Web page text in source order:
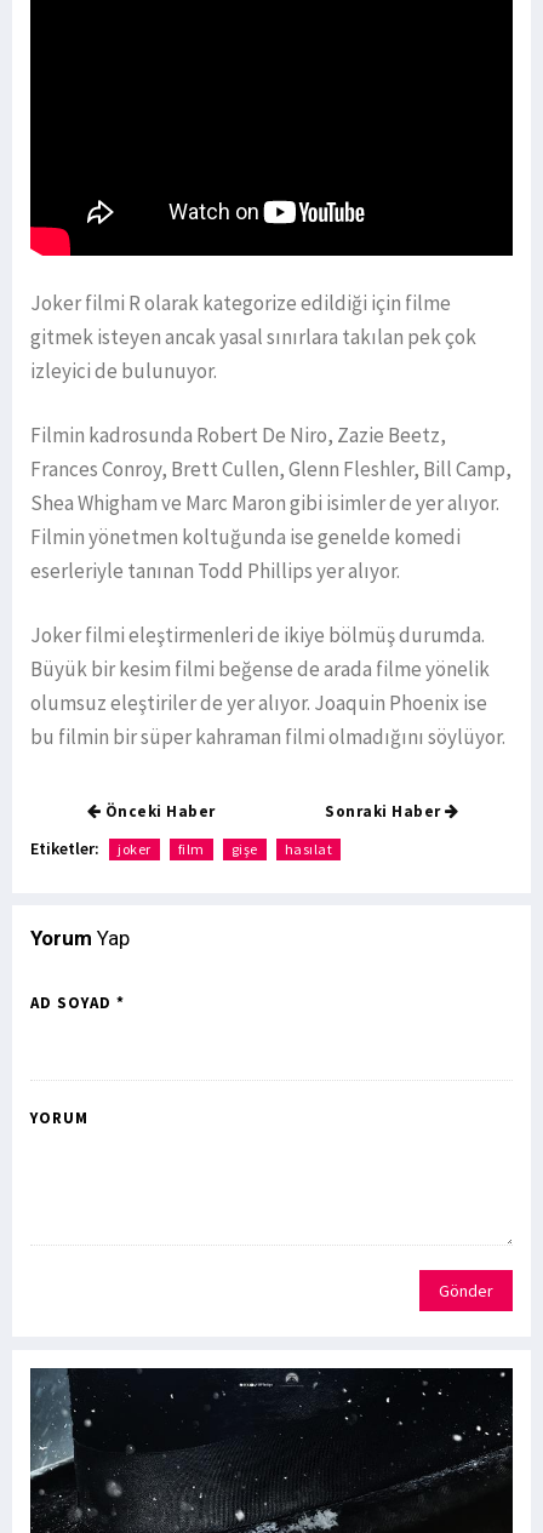
Joker filmi R olarak kategorize edildiği için filme
gitmek isteyen ancak yasal sınırlara takılan pek çok
izleyici de bulunuyor.
Filmin kadrosunda Robert De Niro, Zazie Beetz,
Frances Conroy, Brett Cullen, Glenn Fleshler, Bill Camp,
Shea Whigham ve Marc Maron gibi isimler de yer alıyor.
Filmin yönetmen koltuğunda ise genelde komedi
eserleriyle tanınan Todd Phillips yer alıyor.
Joker filmi eleştirmenleri de ikiye bölmüş durumda.
Büyük bir kesim filmi beğense de arada filme yönelik
olumsuz eleştiriler de yer alıyor. Joaquin Phoenix ise
bu filmin bir süper kahraman filmi olmadığını söylüyor.
Önceki Haber Sonraki Haber
Etiketler: joker film gişe hasılat
Yorum Yap
AD SOYAD *
YORUM
Gönder